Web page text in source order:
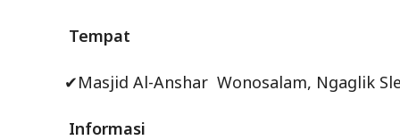
Tempat
✔Masjid Al-Anshar Wonosalam, Ngaglik
Informasi